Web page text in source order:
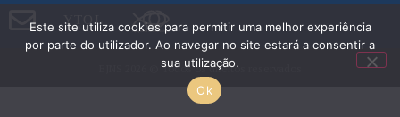
Y O L
INT ERN I L
EJNS 2026 © Todos os direitos reservados
Este site utiliza cookies para permitir uma melhor experiência
por parte do utilizador. Ao navegar no site estará a consentir a
sua utilização.
Ok